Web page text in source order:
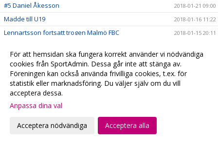
#5 Daniel Åkesson 2018-01-21 09:00
Madde till U19 2018-01-16 11:22
Lennartsson fortsatt trogen Malmö FBC 2018-01-15 20:11
Gothia Cup, en succé! 2018-01-14 20:50
Malmöklacken dominerar i Göteborg 2018-01-06 15:00
Skånelaget till Kvartsfinal 2018-01-06 10:32
Gothia Cup - Lördag
Vinst mot samarbetsklubben Hvidovre
För att hemsidan ska fungera korrekt använder vi nödvändiga
cookies från SportAdmin. Dessa går inte att stänga av.
Föreningen kan också använda frivilliga cookies, t.ex. för
statistik eller marknadsföring. Du väljer själv om du vill
acceptera dessa.
Anpassa dina val
Acceptera nödvändiga Acceptera alla